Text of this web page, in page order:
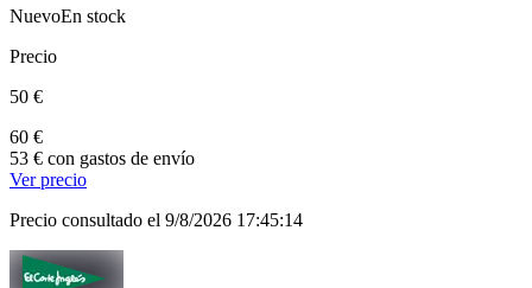
NuevoEn stock
Precio
50 €
60 €
53 € con gastos de envío
Ver precio
Precio consultado el 9/8/2026 17:45:14